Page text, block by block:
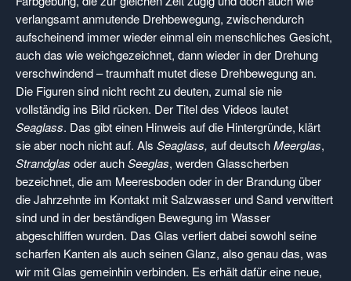
verlangsamt anmutende Drehbewegung, zwischendurch
aufscheinend immer wieder einmal ein menschliches Gesicht,
auch das wie weichgezeichnet, dann wieder in der Drehung
verschwindend – traumhaft mutet diese Drehbewegung an.
Die Figuren sind nicht recht zu deuten, zumal sie nie
vollständig ins Bild rücken. Der Titel des Videos lautet
Seaglass. Das gibt einen Hinweis auf die Hintergründe, klärt
sie aber noch nicht auf. Als Seaglass, auf deutschMeerglas,
Strandglas oder auchSeeglas, werden Glasscherben
bezeichnet, die am Meeresboden oder in der Brandung über
die Jahrzehnte im Kontakt mit Salzwasser und Sand verwittert
sind und in der beständigen Bewegung im Wasser
abgeschliffen wurden. Das Glas verliert dabei sowohl seine
scharfen Kanten als auch seinen Glanz, also genau das, was
wir mit Glas gemeinhin verbinden. Es erhält dafür eine neue,